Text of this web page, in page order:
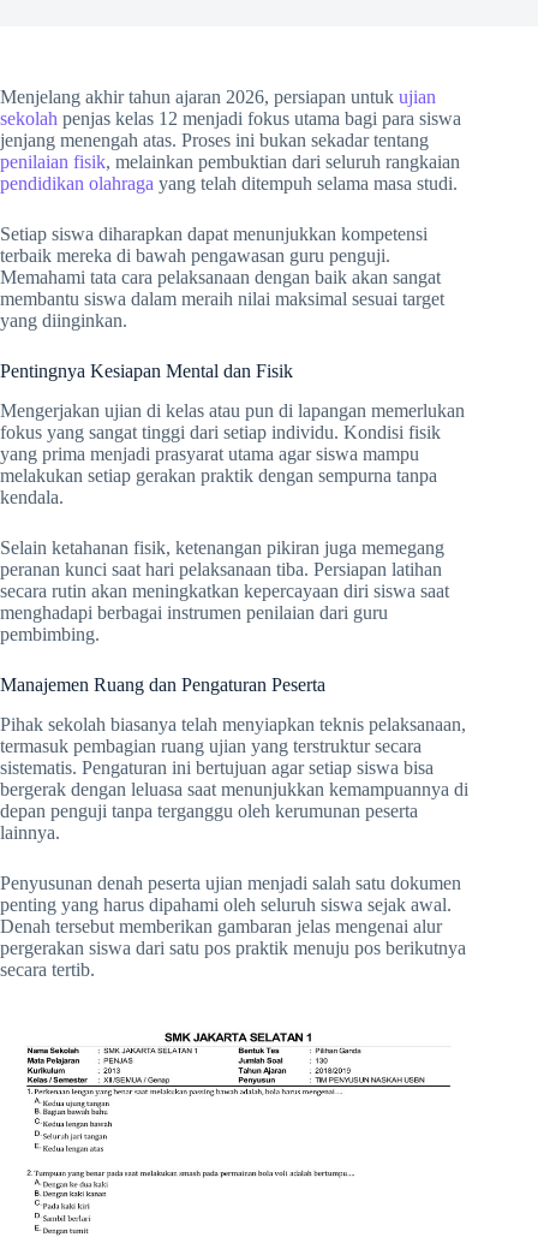
Menjelang akhir tahun ajaran 2026, persiapan untuk ujian
sekolah penjas kelas 12 menjadi fokus utama bagi para siswa
jenjang menengah atas. Proses ini bukan sekadar tentang
penilaian fisik, melainkan pembuktian dari seluruh rangkaian
pendidikan olahraga yang telah ditempuh selama masa studi.
Setiap siswa diharapkan dapat menunjukkan kompetensi
terbaik mereka di bawah pengawasan guru penguji.
Memahami tata cara pelaksanaan dengan baik akan sangat
membantu siswa dalam meraih nilai maksimal sesuai target
yang diinginkan.
Pentingnya Kesiapan Mental dan Fisik
Mengerjakan ujian di kelas atau pun di lapangan memerlukan
fokus yang sangat tinggi dari setiap individu. Kondisi fisik
yang prima menjadi prasyarat utama agar siswa mampu
melakukan setiap gerakan praktik dengan sempurna tanpa
kendala.
Selain ketahanan fisik, ketenangan pikiran juga memegang
peranan kunci saat hari pelaksanaan tiba. Persiapan latihan
secara rutin akan meningkatkan kepercayaan diri siswa saat
menghadapi berbagai instrumen penilaian dari guru
pembimbing.
Manajemen Ruang dan Pengaturan Peserta
Pihak sekolah biasanya telah menyiapkan teknis pelaksanaan,
termasuk pembagian ruang ujian yang terstruktur secara
sistematis. Pengaturan ini bertujuan agar setiap siswa bisa
bergerak dengan leluasa saat menunjukkan kemampuannya di
depan penguji tanpa terganggu oleh kerumunan peserta
lainnya.
Penyusunan denah peserta ujian menjadi salah satu dokumen
penting yang harus dipahami oleh seluruh siswa sejak awal.
Denah tersebut memberikan gambaran jelas mengenai alur
pergerakan siswa dari satu pos praktik menuju pos berikutnya
secara tertib.